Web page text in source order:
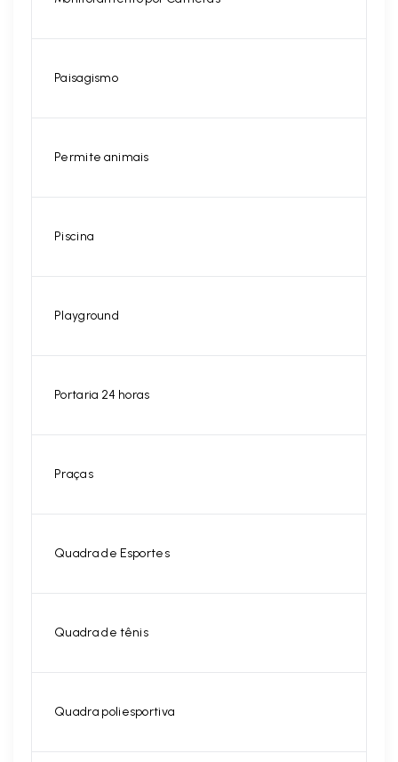
Paisagismo
Permite animais
Piscina
Playground
Portaria 24 horas
Praças
Quadra de Esportes
Quadra de tênis
Quadra poliesportiva